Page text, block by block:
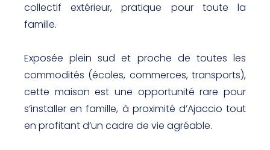
collectif extérieur, pratique pour toute la
famille.
Exposée plein sud et proche de toutes les
commodités (écoles, commerces, transports),
cette maison est une opportunité rare pour
s’installer en famille, à proximité d’Ajaccio tout
en profitant d’un cadre de vie agréable.